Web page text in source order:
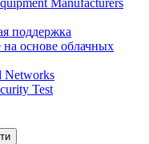
Manufacturers
поддержка
на основе облачных
Networks
Test